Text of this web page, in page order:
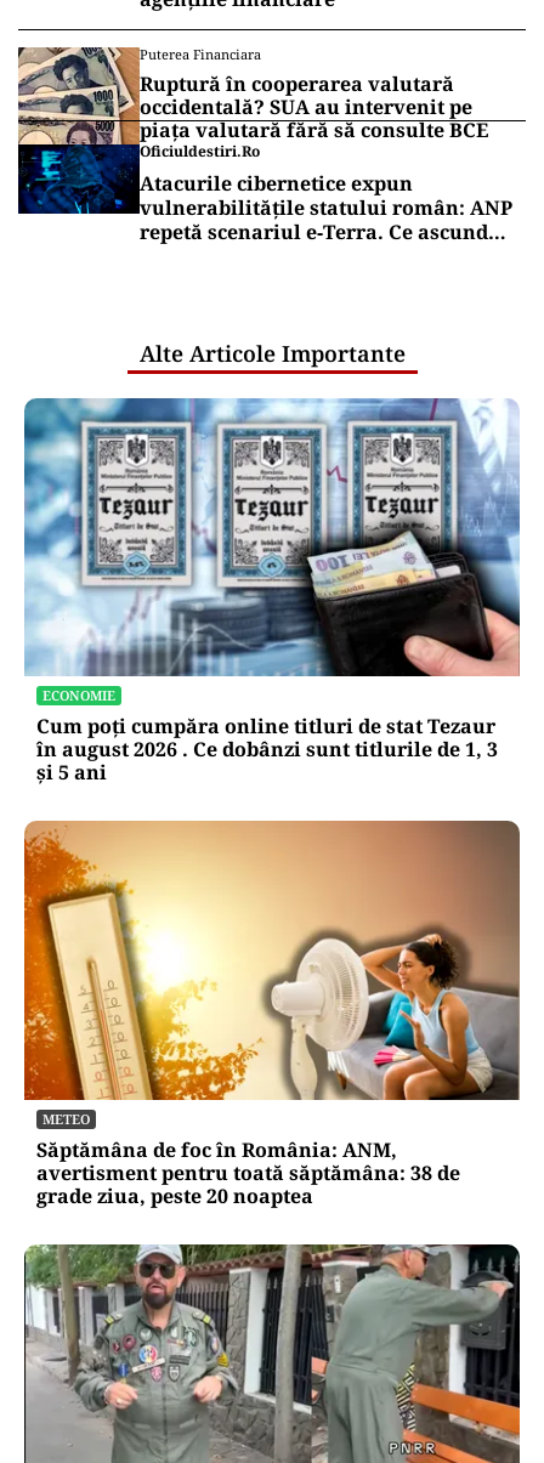
Puterea Financiara
Ruptură în cooperarea valutară
occidentală? SUA au intervenit pe
piața valutară fără să consulte BCE
Oficiuldestiri.ro
Atacurile cibernetice expun
vulnerabilitățile statului român: ANP
repetă scenariul e‑Terra. Ce ascund
Alte Articole Importante
ECONOMIE
Cum poți cumpăra online titluri de stat Tezaur
în august 2026 . Ce dobânzi sunt titlurile de 1, 3
și 5 ani
METEO
Săptămâna de foc în România: ANM,
avertisment pentru toată săptămâna: 38 de
grade ziua, peste 20 noaptea